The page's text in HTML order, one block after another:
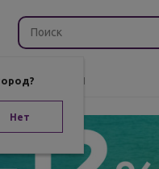
Нет
Бренды